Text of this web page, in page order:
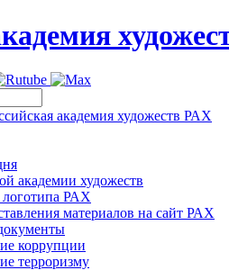
академия художеств РАХ
академии художеств
логотипа РАХ
материалов на сайт РАХ
коррупции
терроризму